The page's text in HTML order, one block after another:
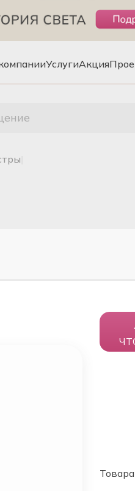
УслугиАкция